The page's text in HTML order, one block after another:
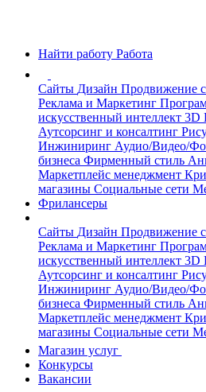
Найти работу Работа
Сайты Дизайн Продвижение
Реклама и Маркетинг
искусственный интеллект 3D
Аутсорсинг и консалтинг
Инжиниринг Аудио/Видео/
бизнеса Фирменный стиль
Маркетплейс менеджмент
магазины Социальные сети
Фрилансеры
Сайты Дизайн Продвижение
Реклама и Маркетинг
искусственный интеллект 3D
Аутсорсинг и консалтинг
Инжиниринг Аудио/Видео/
бизнеса Фирменный стиль
Маркетплейс менеджмент
магазины Социальные сети
Магазин услуг
Конкурсы
Вакансии